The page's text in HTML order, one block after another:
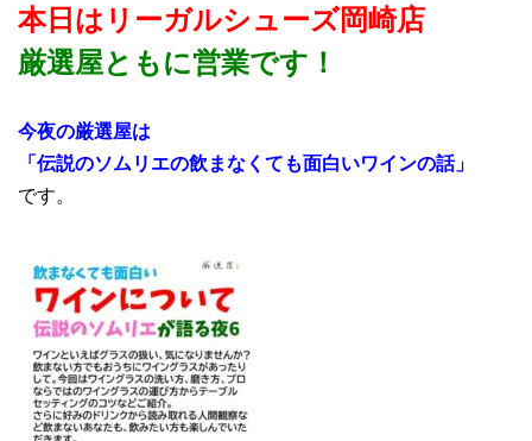
本日はリーガルシューズ岡崎店
厳選屋ともに営業です！
今夜の厳選屋は
「伝説のソムリエの飲まなくても面白いワインの話」
です。